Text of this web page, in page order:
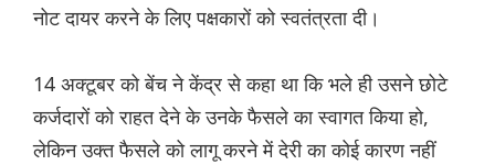
नोट दायर करने के लिए पक्षकारों को स्वतंत्रता दी।
14 अक्टूबर को बेंच ने केंद्र से कहा था कि भले ही उसने छोटे
कर्जदारों को राहत देने के उनके फैसले का स्वागत किया हो,
लेकिन उक्त फैसले को लागू करने में देरी का कोई कारण नहीं